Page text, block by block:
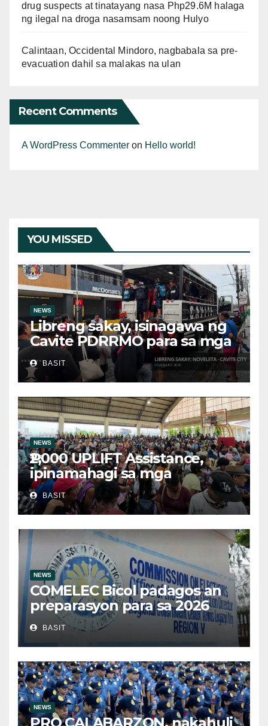
drug suspects at tinatayang nasa Php29.6M halaga
ng ilegal na droga nasamsam noong Hulyo
Calintaan, Occidental Mindoro, nagbabala sa pre-
evacuation dahil sa malakas na ulan
Recent Comments
A WordPress Commenter on Hello world!
YOU MISSED
NEWS
Libreng sakay, isinagawa ng
Cavite PDRRMO para sa mga
stranded na commuter
BASIT
NEWS
₱2,000 UPLIFT Assistance,
ipinamahagi sa mga
kwalipikadong benepisyaryo
sa Victoria, Oriental Mindoro
BASIT
NEWS
COMELEC Bicol padagos an
preparasyon para sa 2026
BSKE
BASIT
NEWS